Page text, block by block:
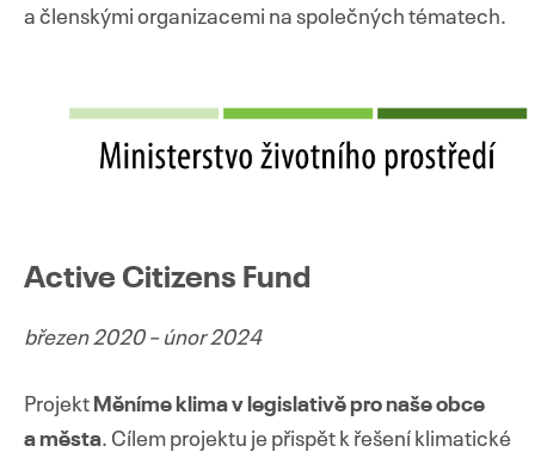
a členskými organizacemi na společných tématech.
Active Citizens Fund
březen 2020 – únor 2024
Projekt Měníme klima v legislativě pro naše obce
a města. Cílem projektu je přispět k řešení klimatické